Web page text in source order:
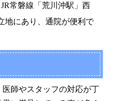
JR常磐線「荒川沖駅」西
地にあり、通院が便利で
師やスタッフの対応が丁